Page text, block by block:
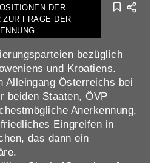
DER
ZUR FRAGE DER
bezüglich
und Kroatiens.
Alleingang Österreichs bei
beiden Staaten, ÖVP
Anerkennung,
Eingreifen in
das dann ein